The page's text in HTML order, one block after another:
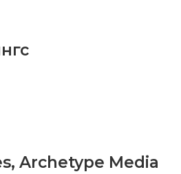
, Archetype Media